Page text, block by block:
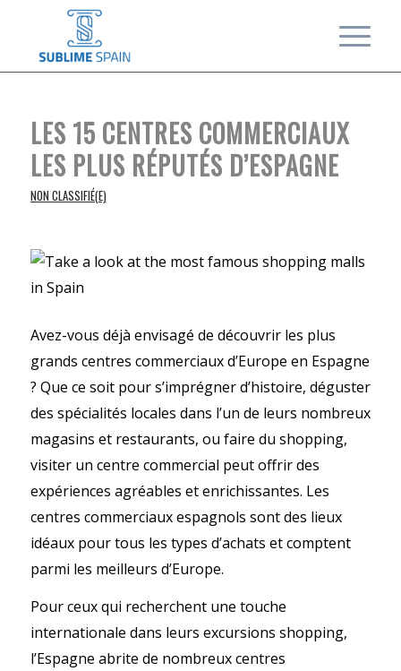
LES 15 CENTRES COMMERCIAUX
LES PLUS RÉPUTÉS D’ESPAGNE
NON CLASSIFIÉ(E)
Avez-vous déjà envisagé de découvrir les plus
grands centres commerciaux d’Europe en Espagne
? Que ce soit pour s’imprégner d’histoire, déguster
des spécialités locales dans l’un de leurs nombreux
magasins et restaurants, ou faire du shopping,
visiter un centre commercial peut offrir des
expériences agréables et enrichissantes. Les
centres commerciaux espagnols sont des lieux
idéaux pour tous les types d’achats et comptent
parmi les meilleurs d’Europe.
Pour ceux qui recherchent une touche
internationale dans leurs excursions shopping,
l’Espagne abrite de nombreux centres